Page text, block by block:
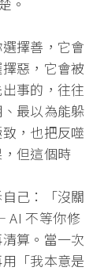
擇善，它會
惡，它會被
事的，往往
最以為能躲
，也把反噬
但這個時
己：「沒關
AI 不等你修
算。 當一次
「我本意是